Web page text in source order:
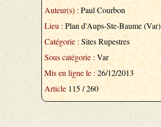
Auteur(s) :Paul Courbon
Lieu :Plan d'Aups-Ste-Baume (Var)
Catégorie :Sites Rupestres
Sous catégorie :Var
Mis en ligne le :26/12/2013
Article115 / 260